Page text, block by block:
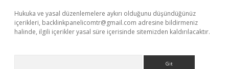
Hukuka ve yasal düzenlemelere aykırı olduğunu düşündüğünüz
içerikleri, backlinkpanelicomtr@gmail.com adresine bildirmeniz
halinde, ilgili içerikler yasal süre içerisinde sitemizden kaldırılacaktır.